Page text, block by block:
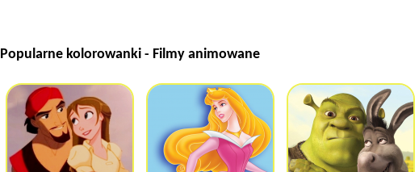
Popularne kolorowanki - Filmy animowane